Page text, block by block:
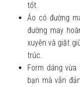
tốt.
Áo có đường
đường may
xuyên và giặt
trúc.
Form dáng
bạn mà vẫn